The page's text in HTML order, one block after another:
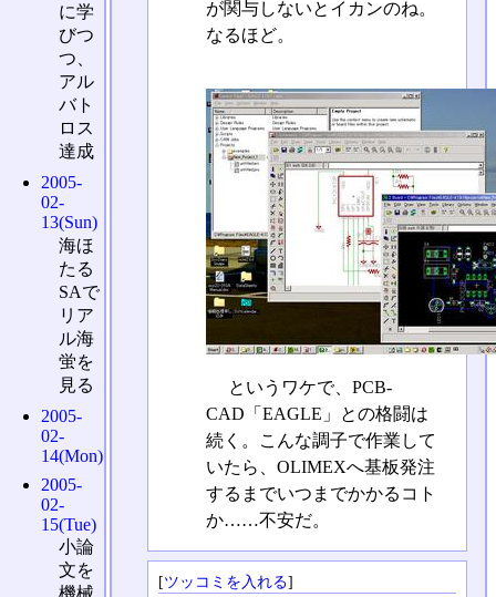
が関与しないとイカンのね。
なるほど。
というワケで、PCB-
CAD「EAGLE」との格闘は
続く。こんな調子で作業して
いたら、OLIMEXへ基板発注
するまでいつまでかかるコト
か……不安だ。
[ツッコミを入れる]
に学
びつ
つ、
アル
バト
ロス
達成
2005-
02-
13(Sun)
海ほ
たる
SAで
リア
ル海
蛍を
見る
2005-
02-
14(Mon)
2005-
02-
15(Tue)
小論
文を